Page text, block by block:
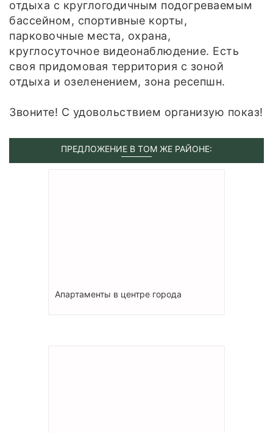
отдыха с круглогодичным подогреваемым
бассейном, спортивные корты,
парковочные места, охрана,
круглосуточное видеонаблюдение. Есть
своя придомовая территория с зоной
отдыха и озеленением, зона ресепшн.
Звоните! С удовольствием организую показ!
ПРЕДЛОЖЕНИЕ В ТОМ ЖЕ РАЙОНЕ:
Апартаменты в центре города